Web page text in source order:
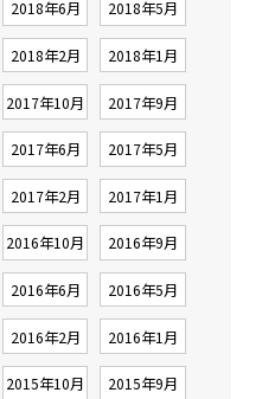
2018年6月 2018年5月
2018年2月 2018年1月
2017年10月 2017年9月
2017年6月 2017年5月
2017年2月 2017年1月
2016年10月 2016年9月
2016年6月 2016年5月
2016年2月 2016年1月
2015年10月 2015年9月